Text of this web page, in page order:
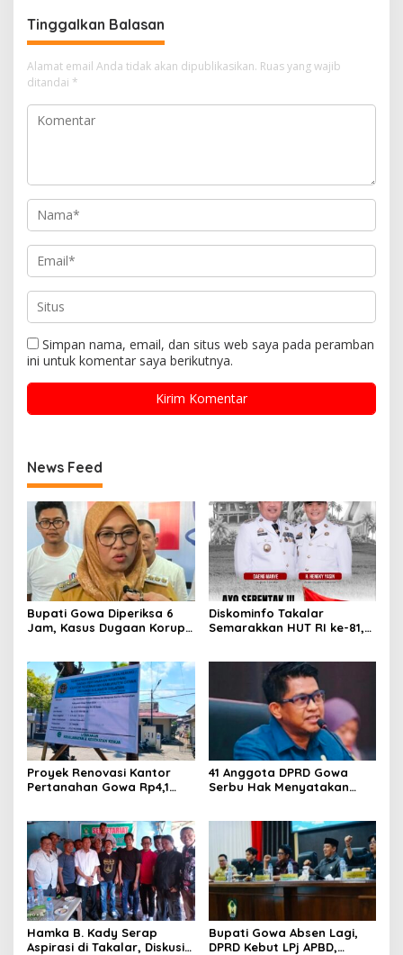
Tinggalkan Balasan
Alamat email Anda tidak akan dipublikasikan. Ruas yang wajib
ditandai *
Simpan nama, email, dan situs web saya pada peramban
ini untuk komentar saya berikutnya.
News Feed
Bupati Gowa Diperiksa 6
Jam, Kasus Dugaan Korupsi
Diskominfo Takalar
Semarakkan HUT RI ke-81,
Proyek Renovasi Kantor
Pertanahan Gowa Rp4,1
Ada Upaya Tutup-Tutupi
41 Anggota DPRD Gowa
Serbu Hak Menyatakan
Hamka B. Kady Serap
Aspirasi di Takalar, Diskusi
Bupati Gowa Absen Lagi,
DPRD Kebut LPj APBD,